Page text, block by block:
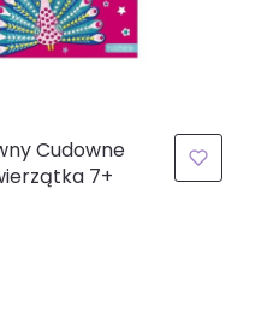
Cudowne
7+